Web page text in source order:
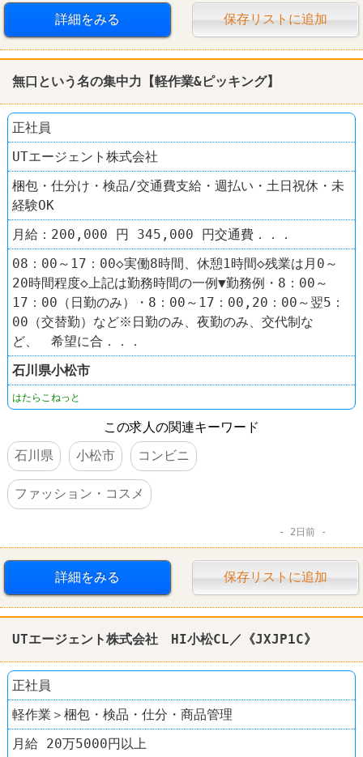
詳細をみる 保存リストに追加
無口という名の集中力【軽作業&ピッキング】
正社員
UTエージェント株式会社
梱包・仕分け・検品/交通費支給・週払い・土日祝休・未
経験OK
月給：200,000 円 345,000 円交通費．．．
08：00～17：00◇実働8時間、休憩1時間◇残業は月0～
20時間程度◇上記は勤務時間の一例▼勤務例・8：00～
17：00（日勤のみ）・8：00～17：00,20：00～翌5：
00（交替勤）など※日勤のみ、夜勤のみ、交代制な
ど、 希望に合．．．
石川県小松市
はたらこねっと
この求人の関連キーワード
石川県
小松市 コンビニ
ファッション・コスメ
2日前
詳細をみる 保存リストに追加
UTエージェント株式会社 HI小松CL／《JXJP1C》
正社員
軽作業＞梱包・検品・仕分・商品管理
月給 20万5000円以上